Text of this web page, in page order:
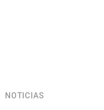
NOTICIAS